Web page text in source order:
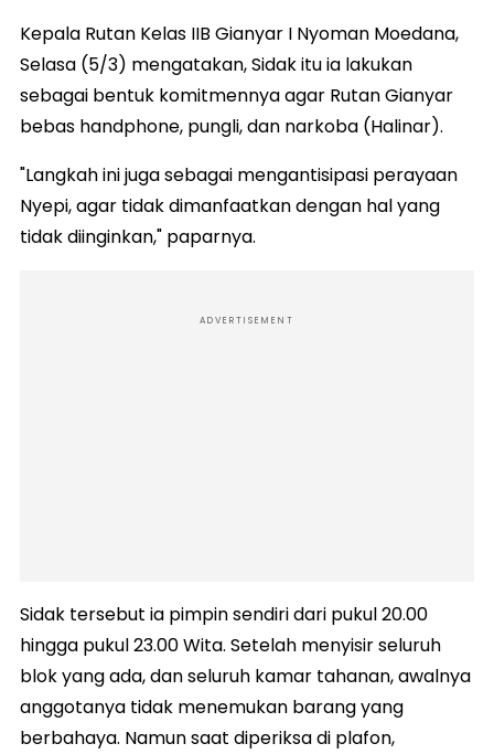
Kepala Rutan Kelas IIB Gianyar I Nyoman Moedana,
Selasa (5/3) mengatakan, Sidak itu ia lakukan
sebagai bentuk komitmennya agar Rutan Gianyar
bebas handphone, pungli, dan narkoba (Halinar).
"Langkah ini juga sebagai mengantisipasi perayaan
Nyepi, agar tidak dimanfaatkan dengan hal yang
tidak diinginkan," paparnya.
ADVERTISEMENT
Sidak tersebut ia pimpin sendiri dari pukul 20.00
hingga pukul 23.00 Wita. Setelah menyisir seluruh
blok yang ada, dan seluruh kamar tahanan, awalnya
anggotanya tidak menemukan barang yang
berbahaya. Namun saat diperiksa di plafon,